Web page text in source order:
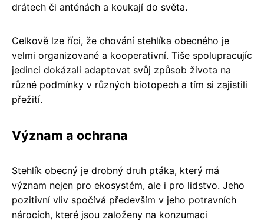
drátech či anténách a koukají do světa.
Celkově lze říci, že chování stehlíka obecného je
velmi organizované a kooperativní. Tiše spolupracujíc
jedinci dokázali adaptovat svůj způsob života na
různé podmínky v různých biotopech a tím si zajistili
přežití.
Význam a ochrana
Stehlík obecný je drobný druh ptáka, který má
význam nejen pro ekosystém, ale i pro lidstvo. Jeho
pozitivní vliv spočívá především v jeho potravních
nárocích, které jsou založeny na konzumaci